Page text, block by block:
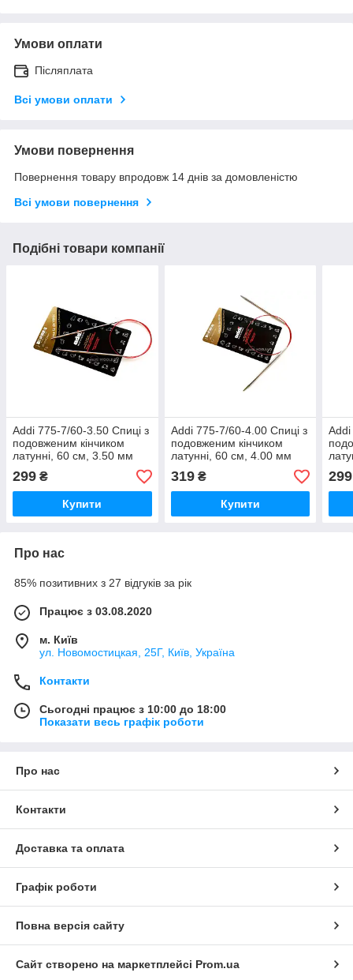
Умови оплати
Післяплата
Всі умови оплати
Умови повернення
Повернення товару впродовж 14 днів за домовленістю
Всі умови повернення
Подібні товари компанії
Addi 775-7/60-3.50 Спиці з
подовженим кінчиком
латунні, 60 см, 3.50 мм
299 ₴
Купити
Addi 775-7/60-4.00 Спиці з
подовженим кінчиком
латунні, 60 см, 4.00 мм
319₴
Купити
299
Про нас
85% позитивних з 27 відгуків за рік
Працює з 03.08.2020
м. Київ
ул. Новомостицкая, 25Г, Київ, Україна
Контакти
Сьогодні працює з 10:00 до 18:00
Показати весь графік роботи
Про нас
Контакти
Доставка та оплата
Графік роботи
Повна версія сайту
Сайт створено на маркетплейсі Prom.ua